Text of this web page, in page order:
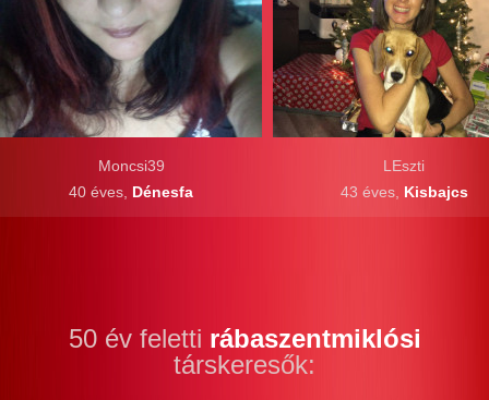
Moncsi39
40 éves, Dénesfa
LEszti
43 éves, Kisbajcs
50 év feletti rábaszentmiklósi
társkeresők: